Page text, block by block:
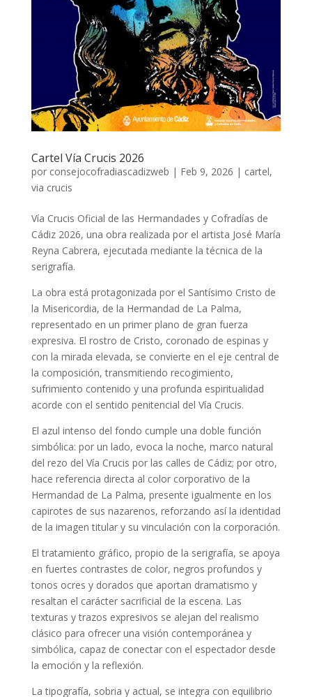
Cartel Vía Crucis 2026
por consejocofradiascadizweb | Feb 9, 2026 | cartel,
via crucis
Vía Crucis Oficial de las Hermandades y Cofradías de
Cádiz 2026, una obra realizada por el artista José María
Reyna Cabrera, ejecutada mediante la técnica de la
serigrafía.
La obra está protagonizada por el Santísimo Cristo de
la Misericordia, de la Hermandad de La Palma,
representado en un primer plano de gran fuerza
expresiva. El rostro de Cristo, coronado de espinas y
con la mirada elevada, se convierte en el eje central de
la composición, transmitiendo recogimiento,
sufrimiento contenido y una profunda espiritualidad
acorde con el sentido penitencial del Vía Crucis.
El azul intenso del fondo cumple una doble función
simbólica: por un lado, evoca la noche, marco natural
del rezo del Vía Crucis por las calles de Cádiz; por otro,
hace referencia directa al color corporativo de la
Hermandad de La Palma, presente igualmente en los
capirotes de sus nazarenos, reforzando así la identidad
de la imagen titular y su vinculación con la corporación.
El tratamiento gráfico, propio de la serigrafía, se apoya
en fuertes contrastes de color, negros profundos y
tonos ocres y dorados que aportan dramatismo y
resaltan el carácter sacrificial de la escena. Las
texturas y trazos expresivos se alejan del realismo
clásico para ofrecer una visión contemporánea y
simbólica, capaz de conectar con el espectador desde
la emoción y la reflexión.
La tipografía, sobria y actual, se integra con equilibrio